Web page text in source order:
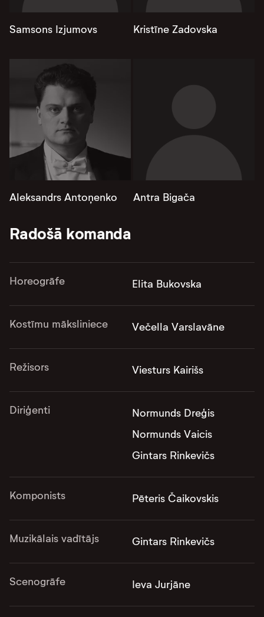
Samsons Izjumovs Kristīne Zadovska
Aleksandrs Antoņenko Antra Bigača
Radošā komanda
Horeogrāfe Elita Bukovska
Kostīmu māksliniece Večella Varslavāne
Režisors Viesturs Kairišs
Diriģenti
Normunds Dreģis
Normunds Vaicis
Gintars Rinkevičs
Komponists Pēteris Čaikovskis
Muzikālais vadītājs Gintars Rinkevičs
Scenogrāfe Ieva Jurjāne